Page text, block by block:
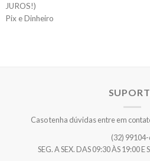
JUROS!)
Pix e Dinheiro
Caso tenha dúvidas entre em
(32)
SEG. A SEX. DAS 09:30 ÀS 19:00 E